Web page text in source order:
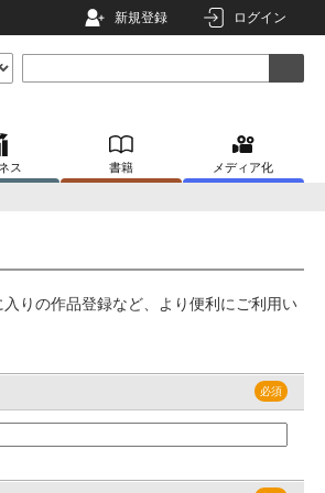
新規登録 ログイン
ス 書籍 メディア化
りの作品登録など、より便利にご利用い